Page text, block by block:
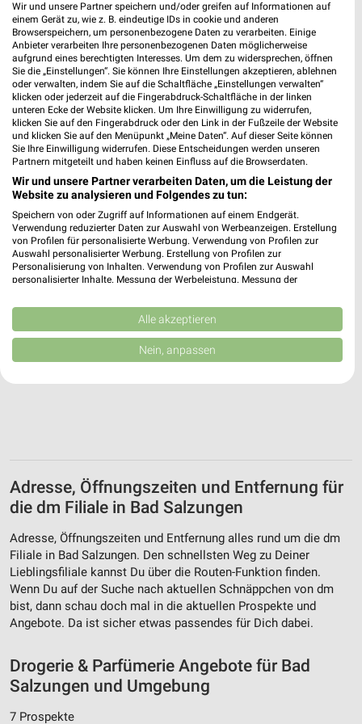
Heute 08:00 - 20:00 Uhr | Geöffnet
18,87 km
dm Eisenach
Karlstraße 36-42
99817 Eisenach
Heute 08:00 - 19:00 Uhr |
Geöffnet
18,88 km
Adresse, Öffnungszeiten und Entfernung für
die dm Filiale in Bad Salzungen
Adresse, Öffnungszeiten und Entfernung alles rund um die dm
Filiale in Bad Salzungen. Den schnellsten Weg zu Deiner
Lieblingsfiliale kannst Du über die Routen-Funktion finden.
Wenn Du auf der Suche nach aktuellen Schnäppchen von dm
bist, dann schau doch mal in die aktuellen Prospekte und
Angebote. Da ist sicher etwas passendes für Dich dabei.
Drogerie & Parfümerie Angebote für Bad
Salzungen und Umgebung
7 Prospekte
Wir und unsere Partner speichern und/oder greifen auf Informationen auf
einem Gerät zu, wie z. B. eindeutige IDs in cookie und anderen
Browserspeichern, um personenbezogene Daten zu verarbeiten. Einige
Anbieter verarbeiten Ihre personenbezogenen Daten möglicherweise
aufgrund eines berechtigten Interesses. Um dem zu widersprechen, öffnen
Sie die „Einstellungen“. Sie können Ihre Einstellungen akzeptieren, ablehnen
oder verwalten, indem Sie auf die Schaltfläche „Einstellungen verwalten“
klicken oder jederzeit auf die Fingerabdruck-Schaltfläche in der linken
unteren Ecke der Website klicken. Um Ihre Einwilligung zu widerrufen,
klicken Sie auf den Fingerabdruck oder den Link in der Fußzeile der Website
und klicken Sie auf den Menüpunkt „Meine Daten“. Auf dieser Seite können
Sie Ihre Einwilligung widerrufen. Diese Entscheidungen werden unseren
Partnern mitgeteilt und haben keinen Einfluss auf die Browserdaten.
Wir und unsere Partner verarbeiten Daten, um die Leistung der
Website zu analysieren und Folgendes zu tun:
Speichern von oder Zugriff auf Informationen auf einem Endgerät.
Verwendung reduzierter Daten zur Auswahl von Werbeanzeigen. Erstellung
von Profilen für personalisierte Werbung. Verwendung von Profilen zur
Auswahl personalisierter Werbung. Erstellung von Profilen zur
Personalisierung von Inhalten. Verwendung von Profilen zur Auswahl
personalisierter Inhalte. Messung der Werbeleistung. Messung der
Kombinationen von Daten aus verschiedenen Quellen. Entwicklung und
Verbesserung der Angebote. Verwendung reduzierter Daten zur Auswahl
von Inhalten.
Daten können außerhalb der Europäischen Union weitergegeben und in die
Website/App.
auf einem Endgerät
Verwendung reduzierter Daten zur Auswahl von
Werbeanzeigen
Erstellung von Profilen für personalisierte
Werbung
Verwendung von Profilen zur Auswahl
personalisierter Werbung
Erstellung von Profilen zur Personalisierung
von Inhalten
Verwendung von Profilen zur Auswahl
Alle akzeptieren
Nein, anpassen